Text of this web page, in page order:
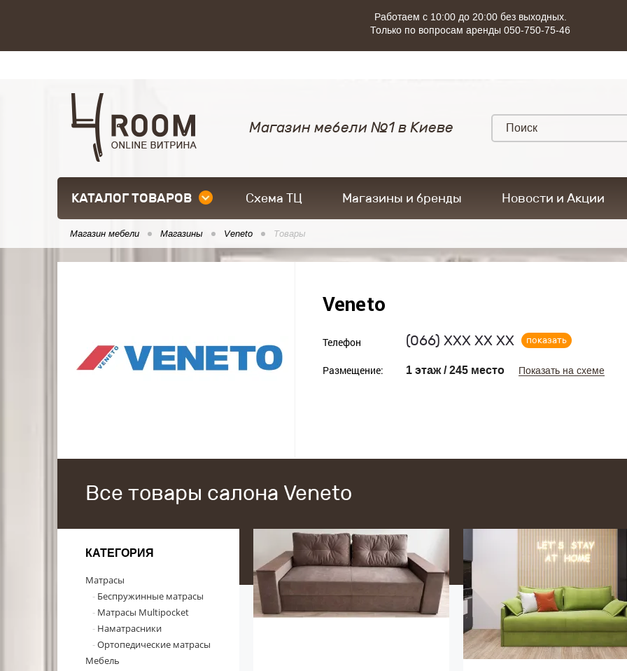
Работаем с 10:00 до 20:00 без выходных.
Только по вопросам аренды 050-750-75-46
Магазин мебели №1 в Киеве
КАТАЛОГ ТОВАРОВ Схема ТЦ Магазины и бренды Новости и Акции
Магазин мебели Магазины Veneto Товары
Veneto
Телефон (066) ХХХ ХХ ХХ показать
Размещение: 1 этаж / 245 место Показать на схеме
Все товары салона Veneto
КАТЕГОРИЯ
Матрасы
Беспружинные матрасы
Матрасы Multipocket
Наматрасники
Ортопедические матрасы
Мебель